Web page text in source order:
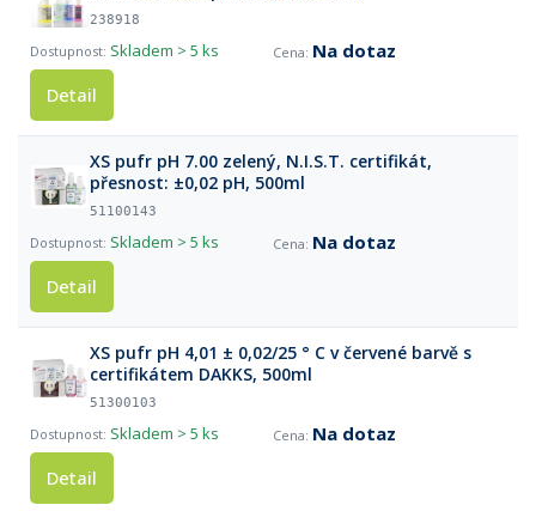
238918
Skladem > 5 ks
Na dotaz
Detail
XS pufr pH 7.00 zelený, N.I.S.T. certifikát,
přesnost: ±0,02 pH, 500ml
51100143
Skladem > 5 ks
Na dotaz
Detail
XS pufr pH 4,01 ± 0,02/25 ° C v červené barvě s
certifikátem DAKKS, 500ml
51300103
Skladem > 5 ks
Na dotaz
Detail